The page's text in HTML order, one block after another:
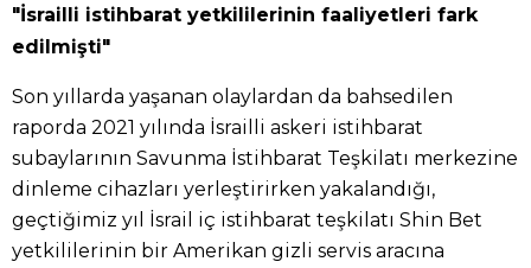
"İsrailli istihbarat yetkililerinin faaliyetleri fark
edilmişti"
Son yıllarda yaşanan olaylardan da bahsedilen
raporda 2021 yılında İsrailli askeri istihbarat
subaylarının Savunma İstihbarat Teşkilatı merkezine
dinleme cihazları yerleştirirken yakalandığı,
geçtiğimiz yıl İsrail iç istihbarat teşkilatı Shin Bet
yetkililerinin bir Amerikan gizli servis aracına